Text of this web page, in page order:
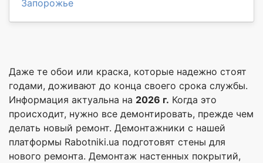
Запорожье
Даже те обои или краска, которые надежно стоят
годами, доживают до конца своего срока службы.
Информация актуальна на 2026 г. Когда это
происходит, нужно все демонтировать, прежде чем
делать новый ремонт. Демонтажники с нашей
платформы Rabotniki.ua подготовят стены для
нового ремонта. Демонтаж настенных покрытий,